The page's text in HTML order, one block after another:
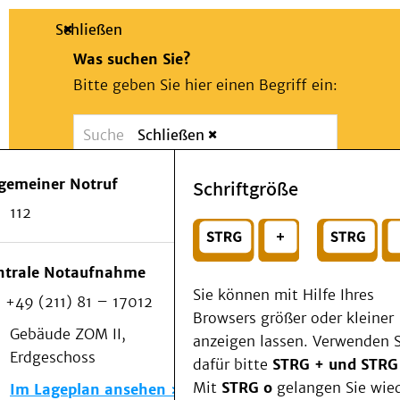
Suche
Schließen
Was suchen Sie?
Bitte geben Sie hier einen Begriff ein:
Suchen
Wählen Sie ein Thema für Ihren
Notfall
Schließen
Notruf
112
Notaufnahme
+49 (211) 81 – 17012
Gebäude ZOM II,
Erdgeschoss
Im Lageplan ansehen
Schriftgröße
Sie können mit Hilfe Ihres
Browsers größer oder kleiner
anzeigen lassen. Verwenden
dafür bitte STRG + und
Mit STRG o gelangen Sie
Patienten & Besucher
Als Patient am UKD
Beratung und Unterstützung
Veranstaltungen
Kommunikation im Medizinwesen (KIM)
Notfall
Forschung & Lehre
Medizinische Fakultät